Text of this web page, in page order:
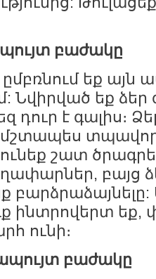
բաժակը
եք այն
Նվիրված եք
դուր է գալիս։
մշտապես
շատ
բայց
ինտրովերտ եք,
ունի։
բաժակը